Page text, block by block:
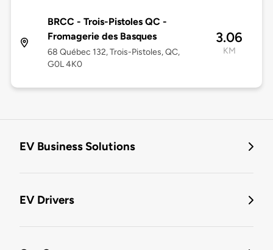
BRCC - Trois-Pistoles QC -
Fromagerie des Basques
68 Québec 132, Trois-Pistoles, QC,
G0L 4K0
3.06
KM
EV Business Solutions
EV Drivers